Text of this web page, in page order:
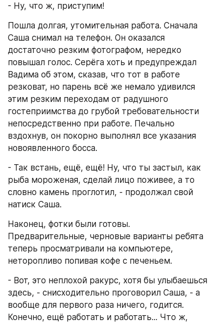
- Ну, что ж, приступим!
Пошла долгая, утомительная работа. Сначала
Саша снимал на телефон. Он оказался
достаточно резким фотографом, нередко
повышал голос. Серёга хоть и предупреждал
Вадима об этом, сказав, что тот в работе
резковат, но парень всё же немало удивился
этим резким переходам от радушного
гостеприимства до грубой требовательности
непосредственно при работе. Печально
вздохнув, он покорно выполнял все указания
новоявленного босса.
- Так встань, ещё, ещё! Ну, что ты застыл, как
рыба мороженая, сделай лицо поживее, а то
словно камень проглотил, - продолжал свой
натиск Саша.
Наконец, фотки были готовы.
Предварительные, черновые варианты ребята
теперь просматривали на компьютере,
неторопливо попивая кофе с печеньем.
- Вот, это неплохой ракурс, хотя бы улыбаешься
здесь, - снисходительно проговорил Саша, - а
вообще для первого раза ничего, годится.
Конечно, ещё работать и работать... Что ж,